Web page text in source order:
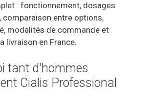
: fonctionnement, dosages
comparaison entre options,
modalités de commande et
livraison en France.
tant d'hommes
Cialis Professional